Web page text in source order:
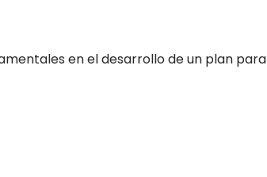
en el desarrollo de un plan para